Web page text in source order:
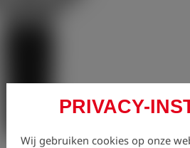
PRIVACY-
Wij gebruiken cookies op onze